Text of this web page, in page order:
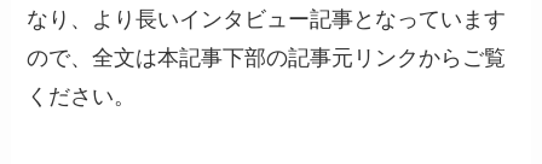
なり、より長いインタビュー記事となっています
ので、全文は本記事下部の記事元リンクからご覧
ください。